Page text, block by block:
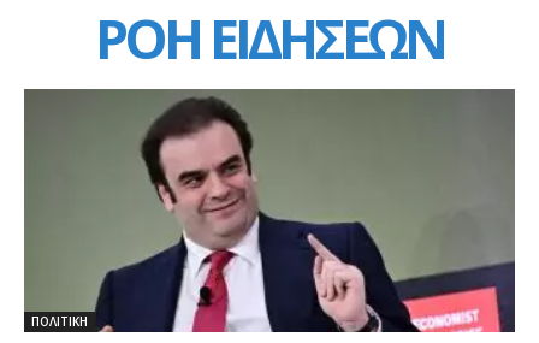
ΡΟΗ ΕΙΔΗΣΕΩΝ
ΠΟΛΙΤΙΚΗ